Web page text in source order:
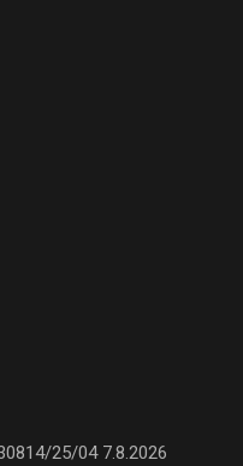
25/04 7.8.2026